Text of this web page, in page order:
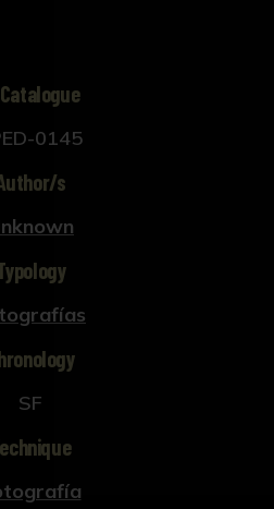
0145
s
SF